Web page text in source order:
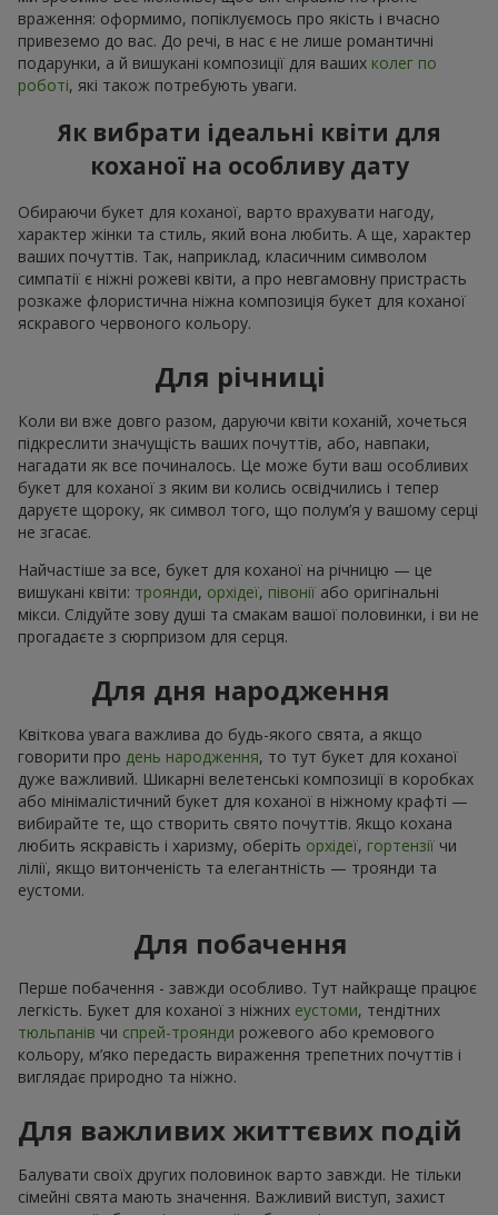
враження: оформимо, попіклуємось про якість і вчасно
привеземо до вас. До речі, в нас є не лише романтичні
подарунки, а й вишукані композиції для ваших колег по
роботі, які також потребують уваги.
Як вибрати ідеальні квіти для
коханої на особливу дату
Обираючи букет для коханої, варто врахувати нагоду,
характер жінки та стиль, який вона любить. А ще, характер
ваших почуттів. Так, наприклад, класичним символом
симпатії є ніжні рожеві квіти, а про невгамовну пристрасть
розкаже флористична ніжна композиція букет для коханої
яскравого червоного кольору.
Для річниці
Коли ви вже довго разом, даруючи квіти коханій, хочеться
підкреслити значущість ваших почуттів, або, навпаки,
нагадати як все починалось. Це може бути ваш особливих
букет для коханої з яким ви колись освідчились і тепер
даруєте щороку, як символ того, що полум’я у вашому серці
не згасає.
Найчастіше за все, букет для коханої на річницю — це
вишукані квіти: троянди, орхідеї, півонії або оригінальні
мікси. Слідуйте зову душі та смакам вашої половинки, і ви не
прогадаєте з сюрпризом для серця.
Для дня народження
Квіткова увага важлива до будь-якого свята, а якщо
говорити про день народження, то тут букет для коханої
дуже важливий. Шикарні велетенські композиції в коробках
або мінімалістичний букет для коханої в ніжному крафті —
вибирайте те, що створить свято почуттів. Якщо кохана
любить яскравість і харизму, оберіть орхідеї, гортензії чи
лілії, якщо витонченість та елегантність — троянди та
еустоми.
Для побачення
Перше побачення - завжди особливо. Тут найкраще працює
легкість. Букет для коханої з ніжних еустоми, тендітних
тюльпанів чи спрей-троянди рожевого або кремового
кольору, м’яко передасть вираження трепетних почуттів і
виглядає природно та ніжно.
Для важливих життєвих подій
Балувати своїх других половинок варто завжди. Не тільки
сімейні свята мають значення. Важливий виступ, захист